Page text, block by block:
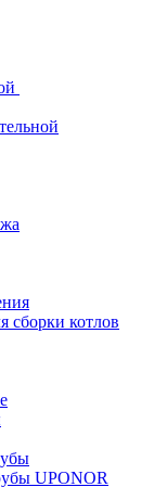
сборки котлов
UPONOR